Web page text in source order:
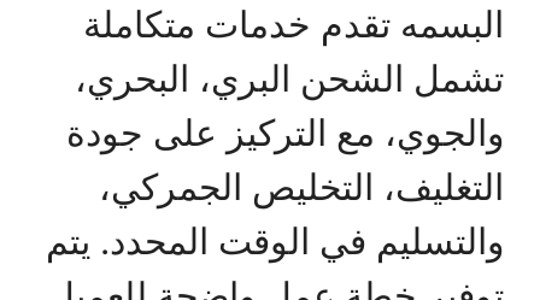
البسمه تقدم خدمات متكاملة
تشمل الشحن البري، البحري،
والجوي، مع التركيز على جودة
التغليف، التخليص الجمركي،
والتسليم في الوقت المحدد. يتم